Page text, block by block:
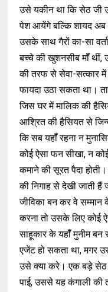
उसे यकीन था कि सेठ जी
पेश आयेंगे बल्कि शायद अब
उसके साथ गैरों का-सा
बच्चे की खुशनसीब मॉँ थीं,
की तरफ से सेवा-सत्कार
फायदा उठा सकता था।
जिस घर में मालिक की
आश्रित की हैसियत से
कि सब यहॉँ रहना न
कोई ऐसा फन सीखा, न
कमाने की सूरत पैदा
की निगाह से देखी जाती
जीविका बन कर वे सम्मान
करना तो उसके लिए कोई
साहूकार के यहॉँ मुनीम
एजेंट हो सकता था, मगर
उसे क्या करे। एक बड़े सेठ
पाई, उससे यह कंगाली की